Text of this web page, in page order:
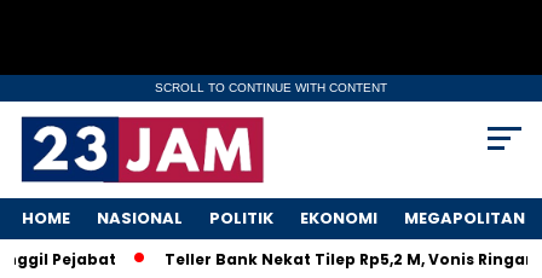
SCROLL TO CONTINUE WITH CONTENT
HOME NASIONAL POLITIK EKONOMI MEGAPOLITAN
Pejabat Teller Bank Nekat Tilep Rp5,2 M, Vonis Ringan Bikin